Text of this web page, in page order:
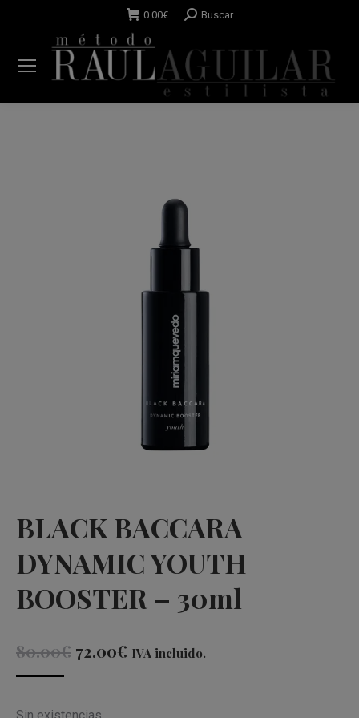
0.00€ Buscar:Buscar
BLACK BACCARA
DYNAMIC YOUTH
BOOSTER – 30ml
80.00€ El
72.00€ El
IVA incluido.